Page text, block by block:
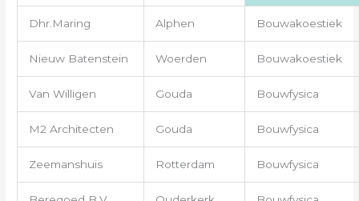
Dhr.Maring Alphen Bouwakoestiek
Nieuw Batenstein Woerden Bouwakoestiek
Van Willigen Gouda Bouwfysica
M2 Architecten Gouda Bouwfysica
Zeemanshuis Rotterdam Bouwfysica